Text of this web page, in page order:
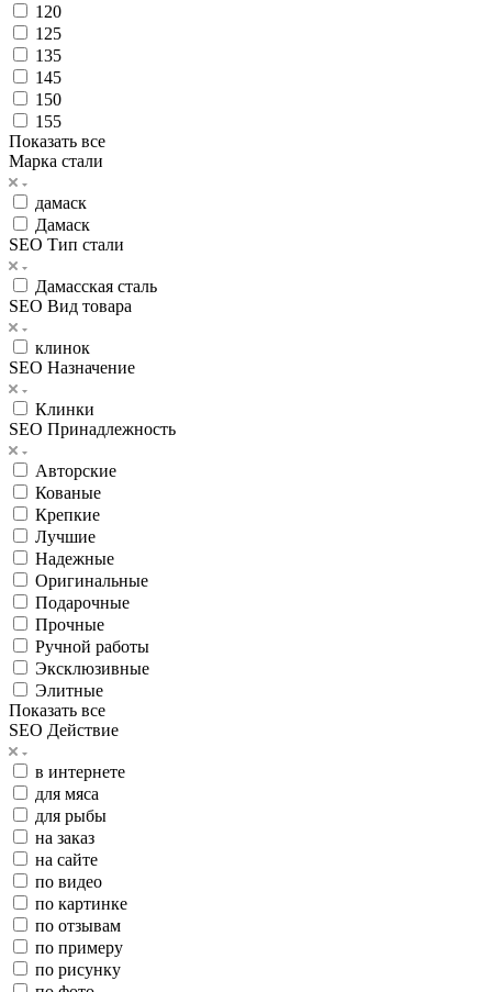
120
125
135
145
150
155
Показать все
Марка стали
дамаск
Дамаск
SEO Тип стали
Дамасская сталь
SEO Вид товара
клинок
SEO Назначение
Клинки
SEO Принадлежность
Авторские
Кованые
Крепкие
Лучшие
Надежные
Оригинальные
Подарочные
Прочные
Ручной работы
Эксклюзивные
Элитные
Показать все
SEO Действие
в интернете
для мяса
для рыбы
на заказ
на сайте
по видео
по картинке
по отзывам
по примеру
по рисунку